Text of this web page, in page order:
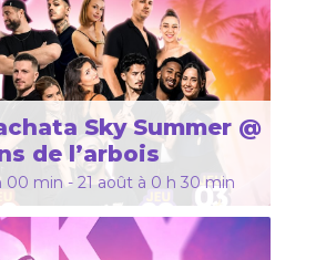
Sky Summer @
de l’arbois
00 min- 21 août à 0 h 30 min